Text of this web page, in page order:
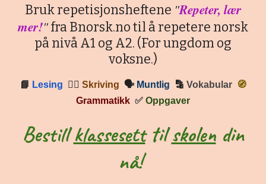
Bruk repetisjonsheftene "Repeter, lær
mer!"fra Bnorsk.no til å repetere norsk
på nivå A1 og A2. (For ungdom og
voksne.)
📘 Lesing ✍🏼 Skriving 🗣 Muntlig 🔡 Vokabular
🧭
Grammatikk ✅ Oppgaver
Bestillklassesetttilskolendin
nå!